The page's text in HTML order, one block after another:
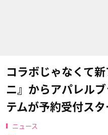
コラボじゃなくて
ニ』からアパレル
テムが予約受付スタ
ニュース